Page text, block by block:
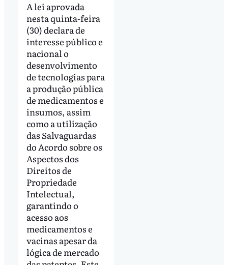
A lei aprovada
nesta quinta-feira
(30) declara de
interesse público e
nacional o
desenvolvimento
de tecnologias para
a produção pública
de medicamentos e
insumos, assim
como a utilização
das Salvaguardas
do Acordo sobre os
Aspectos dos
Direitos de
Propriedade
Intelectual,
garantindo o
acesso aos
medicamentos e
vacinas apesar da
lógica de mercado